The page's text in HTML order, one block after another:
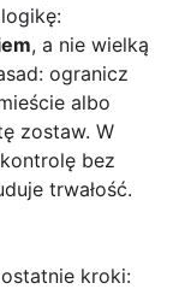
, a nie wielką
ogranicz
albo
zostaw. W
bez
trwałość.
kroki: